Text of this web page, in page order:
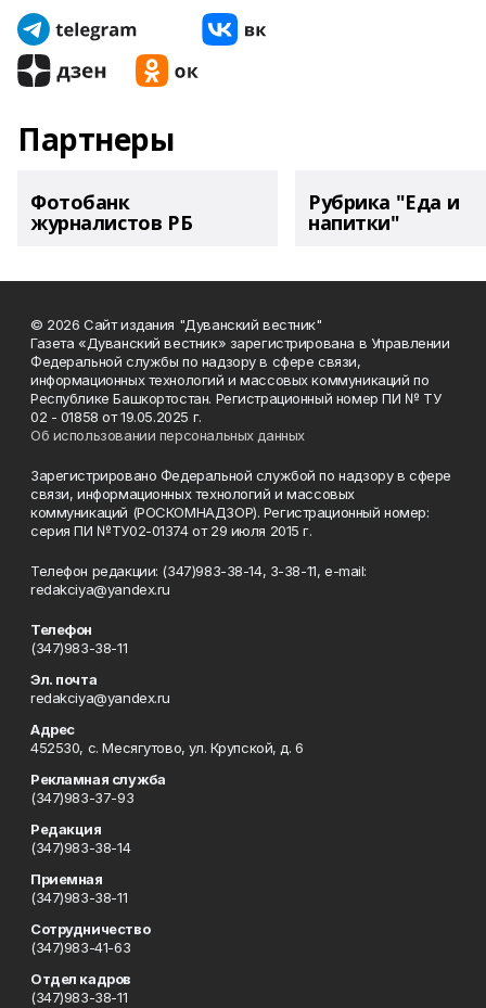
Партнеры
Фотобанк
журналистов РБ
Рубрика "Еда и
напитки"
© 2026 Сайт издания "Дуванский вестник"
Газета «Дуванский вестник» зарегистрирована в Управлении
Федеральной службы по надзору в сфере связи,
информационных технологий и массовых коммуникаций по
Республике Башкортостан. Регистрационный номер ПИ № ТУ
02 - 01858 от 19.05.2025 г.
Об использовании персональных данных
Зарегистрировано Федеральной службой по надзору в сфере
связи, информационных технологий и массовых
коммуникаций (РОСКОМНАДЗОР). Регистрационный номер:
серия ПИ №ТУ02-01374 от 29 июля 2015 г.
Телефон редакции: (347)983-38-14, 3-38-11, e-mail:
redakciya@yandex.ru
Телефон
(347)983-38-11
Эл. почта
redakciya@yandex.ru
Адрес
452530, с. Месягутово, ул. Крупской, д. 6
Рекламная служба
(347)983-37-93
Редакция
(347)983-38-14
Приемная
(347)983-38-11
Сотрудничество
(347)983-41-63
Отдел кадров
(347)983-38-11